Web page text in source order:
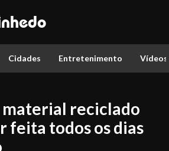
Cidades Entretenimento Vídeos
material reciclado
feita todos os dias